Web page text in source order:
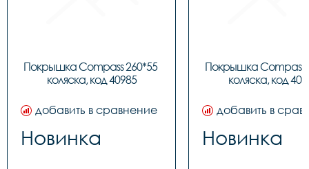
Покрышка Compass 260*55
коляска, код 40985
добавить в сравнение
Новинка
Покрышка Compass
коляска, код
добавить в
Новинка